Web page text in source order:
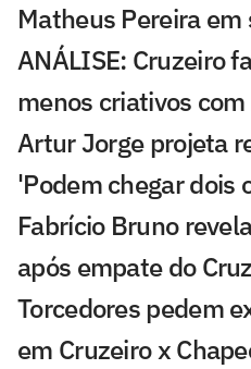
Matheus Pereira
ANÁLISE: Cruzeiro
menos criativos
Artur Jorge projeta
'Podem chegar dois
Fabrício Bruno
após empate do
Torcedores pedem
em Cruzeiro x